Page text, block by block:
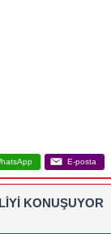
E-posta
KONUŞUYOR